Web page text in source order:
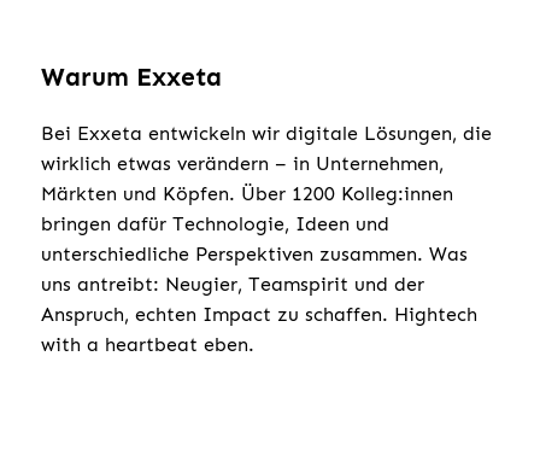
Warum Exxeta
Bei Exxeta entwickeln wir digitale Lösungen, die
wirklich etwas verändern – in Unternehmen,
Märkten und Köpfen. Über 1200 Kolleg:innen
bringen dafür Technologie, Ideen und
unterschiedliche Perspektiven zusammen. Was
uns antreibt: Neugier, Teamspirit und der
Anspruch, echten Impact zu schaffen. Hightech
with a heartbeat eben.